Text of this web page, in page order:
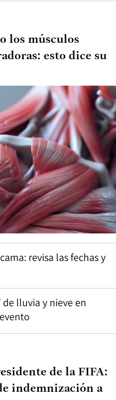
los músculos
esto dice su
revisa las fechas y
lluvia y nieve en
de la FIFA:
indemnización a